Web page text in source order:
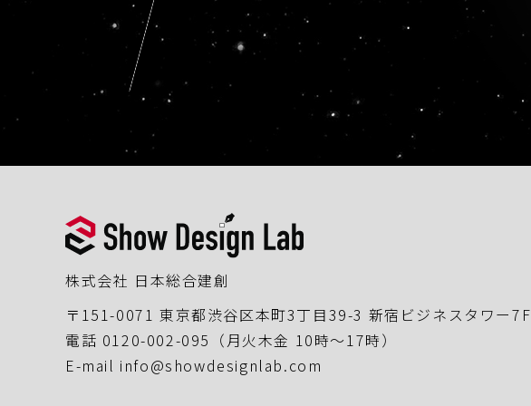
株式会社 日本総合建創
〒151-0071 東京都渋谷区本町3丁目39-3 新宿ビジネスタワー7F
電話 0120-002-095 （月火木金 10時〜17時）
E-mail info@showdesignlab.com